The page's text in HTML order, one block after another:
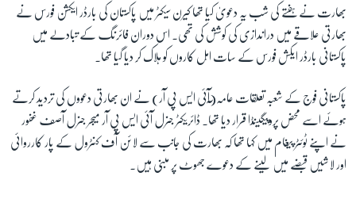
زبان
بھارت نے ہفتے کی شب یہ دعویٰ کیا تھا کیرن سیکٹر میں پاکستان کی بارڈر ایکشن فورس نے
بھارتی علاقے میں دراندازی کی کوشش کی تھی۔ اس دوران فائرنگ کے تبادلے میں
پاکستانی بارڈر ایکش فورس کے سات اہل کاروں کو ہلاک کر دیا گیا تھا۔
پاکستانی فوج کے شعبہ تعلقات عامہ(ٓآئی ایس پی آر) نے ان بھارتی دعووں کی تردید کرتے
ہوئے اسے محض پروپیگینڈا قرار دیا تھا۔ ڈائریکٹر جنرل آئی ایس پی آر میجر جنرل آصف غفور
نے اپنے ٹوئٹر پیغام میں کہا تھا کہ بھارت کی جانب سے لائن آف کنٹرول کے پار کارروائی
اور لاشیں قبضے میں لینے کے دعوے جھوٹ پر مبنی ہیں۔